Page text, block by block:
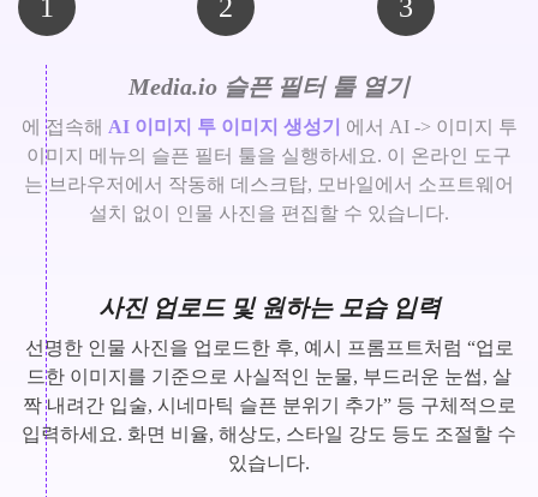
1 2 3
Media.io 슬픈 필터 툴 열기
에 접속해 AI 이미지 투 이미지 생성기
에서 AI -> 이미지 투
이미지 메뉴의 슬픈 필터 툴을 실행하세요. 이 온라인 도구
는 브라우저에서 작동해 데스크탑, 모바일에서 소프트웨어
설치 없이 인물 사진을 편집할 수 있습니다.
사진 업로드 및 원하는 모습 입력
선명한 인물 사진을 업로드한 후, 예시 프롬프트처럼 “업로
드한 이미지를 기준으로 사실적인 눈물, 부드러운 눈썹, 살
짝 내려간 입술, 시네마틱 슬픈 분위기 추가” 등 구체적으로
입력하세요. 화면 비율, 해상도, 스타일 강도 등도 조절할 수
있습니다.